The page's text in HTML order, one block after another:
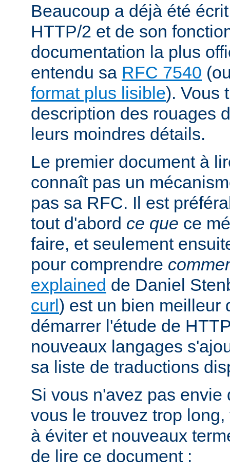
Beaucoup a déjà été
HTTP/2 et de son
documentation la plus
entendu sa RFC 7540
format plus lisible). Vous
description des rouages
leurs moindres détails.
Le premier document à
connaît pas un
pas sa RFC. Il est
tout d'abord ce que ce
faire, et seulement
pour comprendre
explained de Daniel
curl) est un bien meilleur
démarrer l'étude de
nouveaux langages
sa liste de traductions
Si vous n'avez pas envie
vous le trouvez trop
à éviter et nouveaux
de lire ce document :